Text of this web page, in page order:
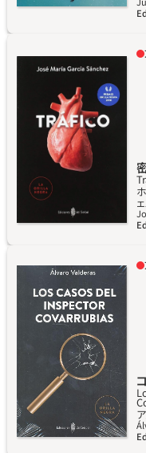
来訪れるかもしれない危
せてくれるだろう。過
術師フアン・エスタデ
記された本書は単なる
ゆく魅力的な旅路である
本書はふたりの男の子
の子弟、もうひとりは
の子）。彼らの人生が
て全く悲劇的なかたち
派の物語ではないし、
ものでもないが、この
りに遠いふたつの環
て、虚飾に満ち、野心
ジョア階級。それに対
な、社会からあぶれた
に住む人々と、ラ・ミ
む人々、全く違った性
れている。同じだっ
生活も、そして死さえも
これらの物語は、あま
ぎて逆に、真実味を持
を削除しなくてはなら
文学」とでも呼ばれる
しいレアリズムによっ
ブ・ジャンルに入る。入
びに浸りながら、そ
む。出版社の最初の意
役割にふさわしい紙（
印刷するつもりだった